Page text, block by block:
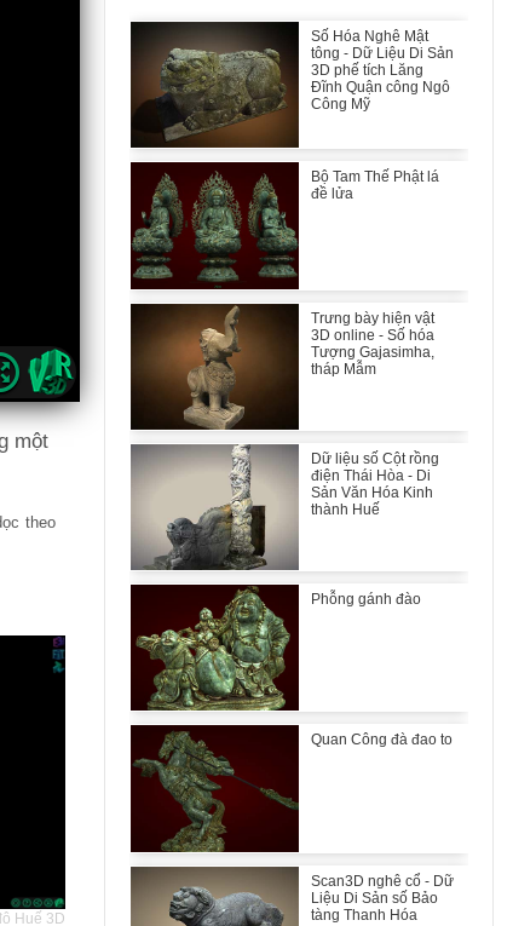
một
theo
Huế 3D
Số Hóa Nghê Mật
tông - Dữ Liệu Di Sản
3D phế tích Lăng
Đĩnh Quận công Ngô
Công Mỹ
Bộ Tam Thế Phật lá
đề lửa
Trưng bày hiện vật
3D online - Số hóa
Tượng Gajasimha,
tháp Mẫm
Dữ liệu số Cột rồng
điện Thái Hòa - Di
Sản Văn Hóa Kinh
thành Huế
Phỗng gánh đào
Quan Công đà đao to
Scan3D nghê cổ - Dữ
Liệu Di Sản số Bảo
tàng Thanh Hóa